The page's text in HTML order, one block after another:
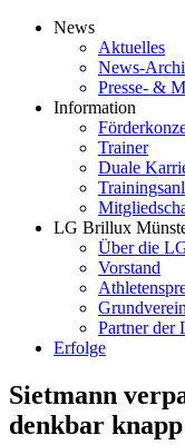
News
Aktuelles
News-
Presse- &
Information
Trainer
Duale
LG Brillux
Über die
Vorstand
Partner
Erfolge
Sietmann
denkbar knapp